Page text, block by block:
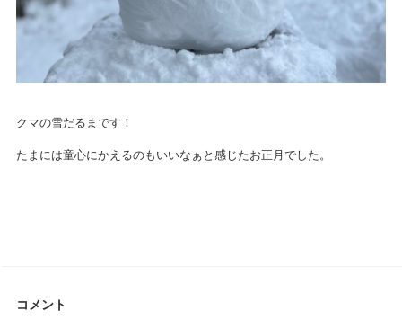
クマの雪だるまです！
たまには童心にかえるのもいいなぁと感じたお正月でした。
コメント